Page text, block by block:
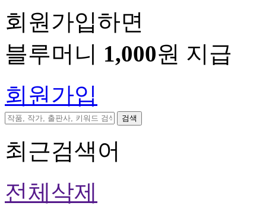
회원가입하면
블루머니 1,000원 지급
회원가입
검색
최근검색어
전체삭제